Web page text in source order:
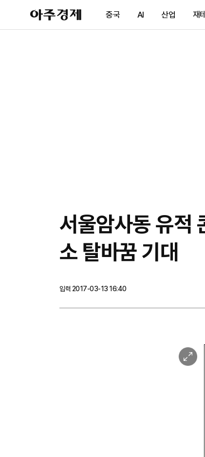
아
주
제
중국 AI 산업 재
서울암사동 유적
소 탈바꿈 기대
입력 2017-03-13 16:40
이
미